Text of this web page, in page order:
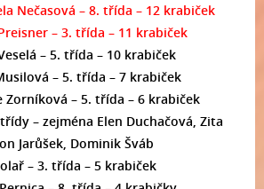
Nečasová – 8. třída – 12 krabiček
– 3. třída – 11 krabiček
– 5. třída – 10 krabiček
– 5. třída – 7 krabiček
Zorníková – 5. třída – 6 krabiček
– zejména Elen Duchačová, Zita
Jarůšek, Dominik Šváb
– 3. třída – 5 krabiček